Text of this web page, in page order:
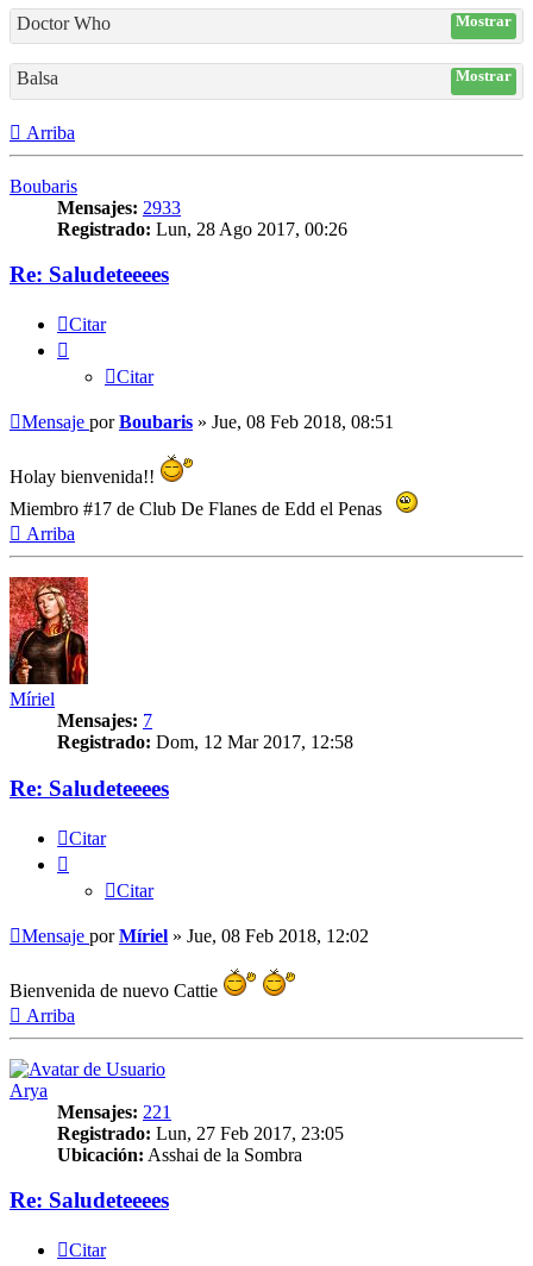
Doctor Who Mostrar
Balsa Mostrar
Arriba
Boubaris
Mensajes: 2933
Registrado: Lun, 28 Ago 2017, 00:26
Re: Saludeteeees
Citar
Citar
Mensaje porBoubaris » Jue, 08 Feb 2018, 08:51
Holay bienvenida!!
Miembro #17 de Club De Flanes de Edd el Penas
Arriba
Míriel
Mensajes: 7
Registrado: Dom, 12 Mar 2017, 12:58
Re: Saludeteeees
Citar
Citar
Mensaje porMíriel » Jue, 08 Feb 2018, 12:02
Bienvenida de nuevo Cattie
Arriba
Arya
Mensajes: 221
Registrado: Lun, 27 Feb 2017, 23:05
Ubicación: Asshai de la Sombra
Re: Saludeteeees
Citar